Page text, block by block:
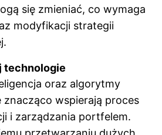
się zmieniać, co wymaga
modyfikacji strategii
technologie
oraz algorytmy
znacząco wspierają proces
i zarządzania portfelem.